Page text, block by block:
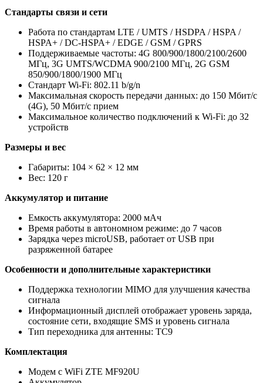
Стандарты связи и сети
Работа по стандартам LTE / UMTS / HSDPA / HSPA /
HSPA+ / DC-HSPA+ / EDGE / GSM / GPRS
Поддерживаемые частоты: 4G 800/900/1800/2100/2600
МГц, 3G UMTS/WCDMA 900/2100 МГц, 2G GSM
850/900/1800/1900 МГц
Стандарт Wi-Fi: 802.11 b/g/n
Максимальная скорость передачи данных: до 150 Мбит/с
(4G), 50 Мбит/с прием
Максимальное количество подключений к Wi-Fi: до 32
устройств
Размеры и вес
Габариты: 104 × 62 × 12 мм
Вес: 120 г
Аккумулятор и питание
Емкость аккумулятора: 2000 мАч
Время работы в автономном режиме: до 7 часов
Зарядка через microUSB, работает от USB при
разряженной батарее
Особенности и дополнительные характеристики
Поддержка технологии MIMO для улучшения качества
сигнала
Информационный дисплей отображает уровень заряда,
состояние сети, входящие SMS и уровень сигнала
Тип переходника для антенны: ТС9
Комплектация
Модем с WiFi ZTE MF920U